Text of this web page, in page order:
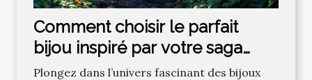
Comment choisir le parfait
bijou inspiré par votre saga
fantastique préférée ?
Plongez dans l’univers fascinant des bijoux